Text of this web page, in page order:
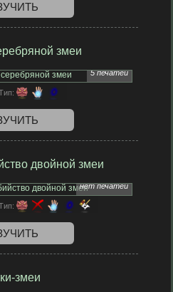
змеи
5 печатей
двойной змеи
нет печатей
змеи